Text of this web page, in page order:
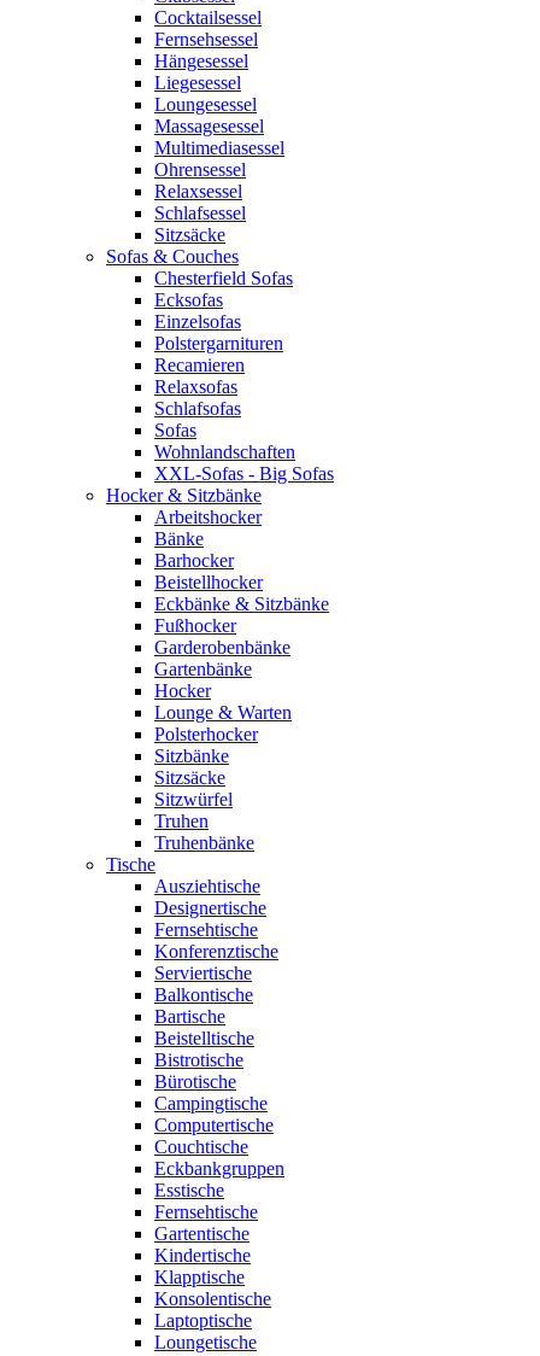
Cocktailsessel
Fernsehsessel
Hängesessel
Liegesessel
Loungesessel
Massagesessel
Multimediasessel
Ohrensessel
Relaxsessel
Schlafsessel
Sitzsäcke
Sofas & Couches
Chesterfield Sofas
Ecksofas
Einzelsofas
Polstergarnituren
Recamieren
Relaxsofas
Schlafsofas
Sofas
Wohnlandschaften
XXL-Sofas - Big Sofas
Hocker & Sitzbänke
Arbeitshocker
Bänke
Barhocker
Beistellhocker
Eckbänke & Sitzbänke
Fußhocker
Garderobenbänke
Gartenbänke
Hocker
Lounge & Warten
Polsterhocker
Sitzbänke
Sitzsäcke
Sitzwürfel
Truhen
Truhenbänke
Tische
Ausziehtische
Designertische
Fernsehtische
Konferenztische
Serviertische
Balkontische
Bartische
Beistelltische
Bistrotische
Bürotische
Campingtische
Computertische
Couchtische
Eckbankgruppen
Esstische
Fernsehtische
Gartentische
Kindertische
Klapptische
Konsolentische
Laptoptische
Loungetische